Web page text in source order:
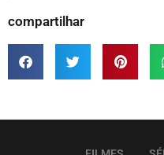
compartilhar